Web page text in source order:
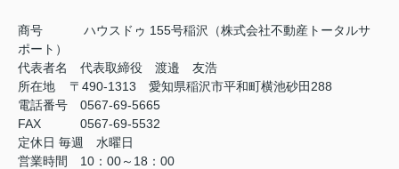
商号
ハウスドゥ 155号稲沢（株式会社不動産トータルサ
ポート）
代表者名 代表取締役 渡邉 友浩
所在地 〒490-1313 愛知県稲沢市平和町横池砂田288
電話番号 0567-69-5665
FAX
0567-69-5532
定休日 毎週 水曜日
営業時間 10：00～18：00